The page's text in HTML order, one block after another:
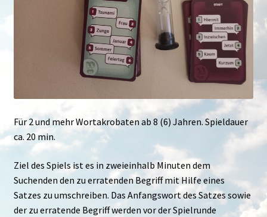
Für 2 und mehr Wortakrobaten ab 8 (6) Jahren. Spieldauer
ca. 20 min.
Ziel des Spiels ist es in zweieinhalb Minuten dem
Suchenden den zu erratenden Begriff mit Hilfe eines
Satzes zu umschreiben. Das Anfangswort des Satzes sowie
der zu erratende Begriff werden vor der Spielrunde